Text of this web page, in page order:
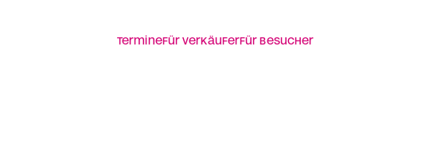
TermineFür VerkäuferFür Besucher